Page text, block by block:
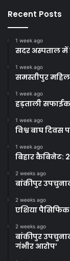
Recent Posts
1 week ago
सदर अस्पताल में
1 week ago
समस्तीपुर
1 week ago
हड़ताली
1 week ago
विश्व बाघ
1 week ago
बिहार कैबिनेट:
2 weeks ago
बांकीपुर
2 weeks ago
एशिया पैसिफिक
2 weeks ago
बांकीपुर
गंभीर आरोप’